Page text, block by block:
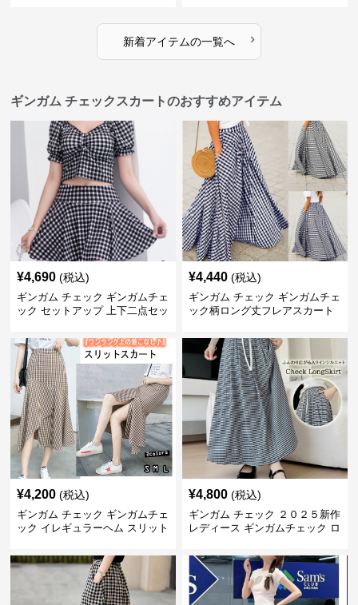
新着アイテムの一覧へ ›
ギンガム チェックスカートのおすすめアイテム
¥4,690 (税込)
ギンガム チェック ギンガムチェ
ック セットアップ 上下二点セッ
¥4,440 (税込)
ギンガム チェック ギンガムチェ
ック柄ロング丈フレアスカート
¥4,200 (税込)
ギンガム チェック ギンガムチェ
ック イレギュラーヘム スリット
¥4,800 (税込)
ギンガム チェック ２０２５新作
レディース ギンガムチェック ロ